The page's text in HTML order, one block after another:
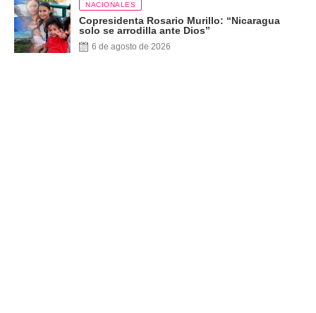
NACIONALES
Copresidenta Rosario Murillo: “Nicaragua
solo se arrodilla ante Dios”
6 de agosto de 2026